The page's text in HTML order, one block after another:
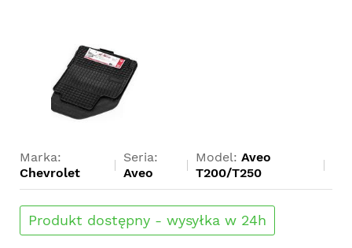
Marka:
Chevrolet
Seria:
Aveo
Model: Aveo
T200/T250
Produkt dostępny - wysyłka w 24h